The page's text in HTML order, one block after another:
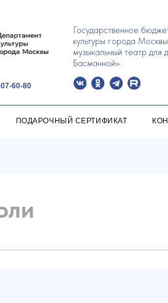
КОНТАКТЫ
СЕРТИФИКАТ
Государственное бюджетное учреждение
культуры города Москвы «Московский
музыкальный театр для детей и юношества «На
Басманной»